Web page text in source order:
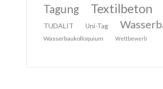
Tagung Textilbeton
TUDALIT Uni-Tag
Wasserbaukolloquium Wettbewerb